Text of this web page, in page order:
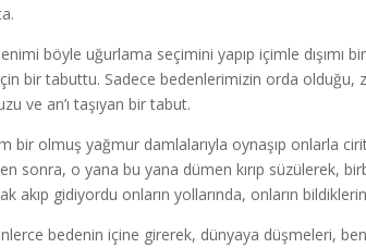
böyle uğurlama seçimini yapıp içimle dışımı
bir tabuttu. Sadece bedenlerimizin orda olduğu,
ve an’ı taşıyan bir tabut.
bir olmuş yağmur damlalarıyla oynaşıp onlarla
sonra, o yana bu yana dümen kırıp süzülerek,
akıp gidiyordu onların yollarında, onların
bedenin içine girerek, dünyaya düşmeleri,